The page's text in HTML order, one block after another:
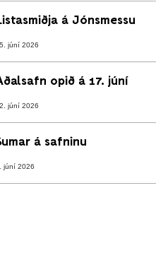
á Jónsmessu
júní 2026
opið á 17. júní
júní 2026
á safninu
júní 2026